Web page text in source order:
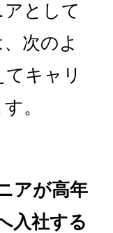
として
次のよ
キャリ
。
アが高年
入社する